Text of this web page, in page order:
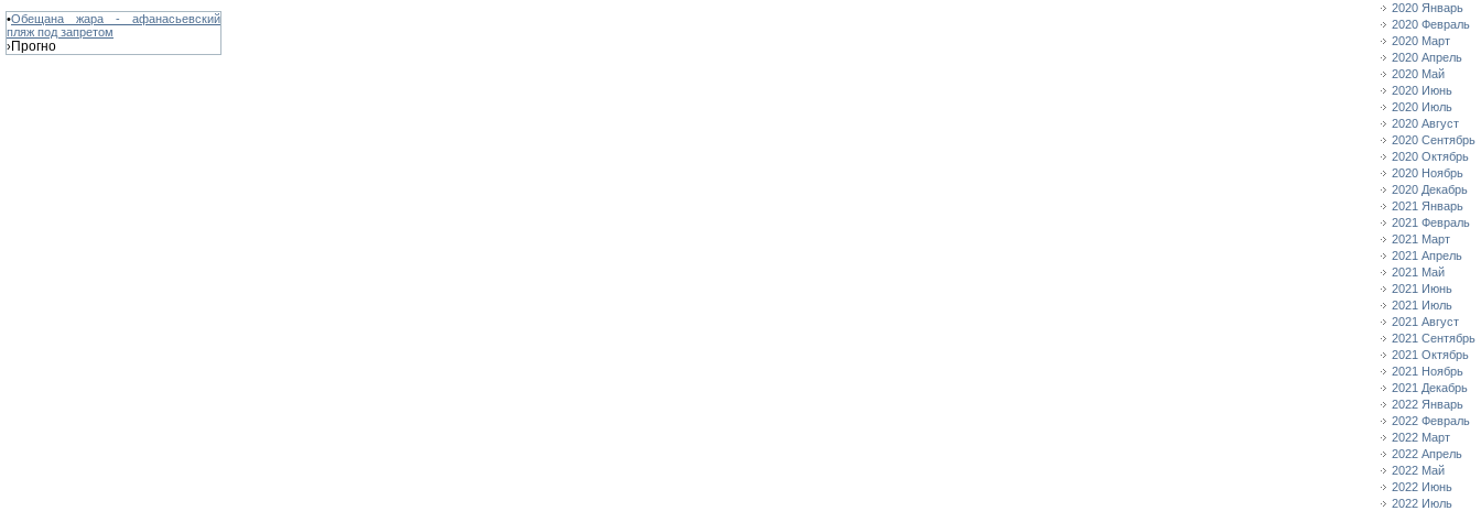
•Обещана жара - афанасьевский
пляж под запретом
›Прогно
2020 Январь
2020 Февраль
2020 Март
2020 Апрель
2020 Май
2020 Июнь
2020 Июль
2020 Август
2020 Сентябрь
2020 Октябрь
2020 Ноябрь
2020 Декабрь
2021 Январь
2021 Февраль
2021 Март
2021 Апрель
2021 Май
2021 Июнь
2021 Июль
2021 Август
2021 Сентябрь
2021 Октябрь
2021 Ноябрь
2021 Декабрь
2022 Январь
2022 Февраль
2022 Март
2022 Апрель
2022 Май
2022 Июнь
2022 Июль